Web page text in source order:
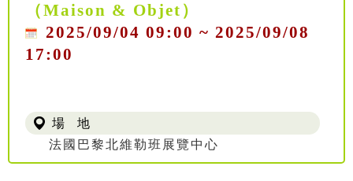
（Maison & Objet）
2025/09/04 09:00 ~ 2025/09/08
17:00
場 地
法國巴黎北維勒班展覽中心